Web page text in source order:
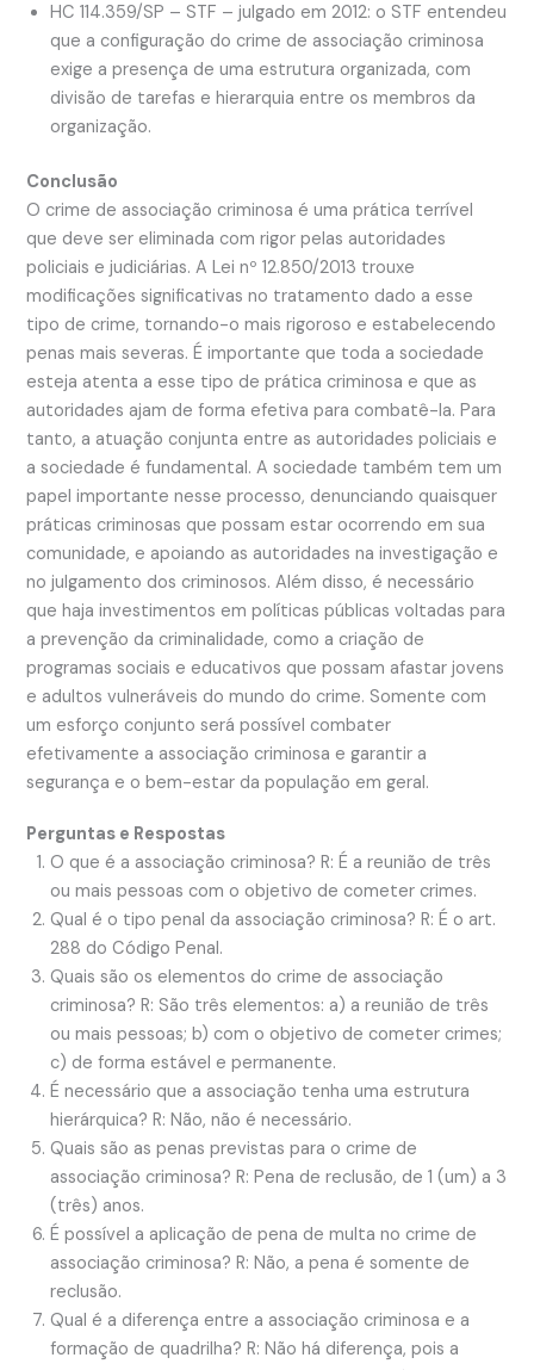
HC 114.359/SP – STF – julgado em 2012: o STF entendeu
que a configuração do crime de associação criminosa
exige a presença de uma estrutura organizada, com
divisão de tarefas e hierarquia entre os membros da
organização.
Conclusão
O crime de associação criminosa é uma prática terrível
que deve ser eliminada com rigor pelas autoridades
policiais e judiciárias. A Lei nº 12.850/2013 trouxe
modificações significativas no tratamento dado a esse
tipo de crime, tornando-o mais rigoroso e estabelecendo
penas mais severas. É importante que toda a sociedade
esteja atenta a esse tipo de prática criminosa e que as
autoridades ajam de forma efetiva para combatê-la. Para
tanto, a atuação conjunta entre as autoridades policiais e
a sociedade é fundamental. A sociedade também tem um
papel importante nesse processo, denunciando quaisquer
práticas criminosas que possam estar ocorrendo em sua
comunidade, e apoiando as autoridades na investigação e
no julgamento dos criminosos. Além disso, é necessário
que haja investimentos em políticas públicas voltadas para
a prevenção da criminalidade, como a criação de
programas sociais e educativos que possam afastar jovens
e adultos vulneráveis do mundo do crime. Somente com
um esforço conjunto será possível combater
efetivamente a associação criminosa e garantir a
segurança e o bem-estar da população em geral.
Perguntas e Respostas
O que é a associação criminosa? R: É a reunião de três
ou mais pessoas com o objetivo de cometer crimes.
Qual é o tipo penal da associação criminosa? R: É o art.
288 do Código Penal.
Quais são os elementos do crime de associação
criminosa? R: São três elementos: a) a reunião de três
ou mais pessoas; b) com o objetivo de cometer crimes;
c) de forma estável e permanente.
É necessário que a associação tenha uma estrutura
hierárquica? R: Não, não é necessário.
Quais são as penas previstas para o crime de
associação criminosa? R: Pena de reclusão, de 1 (um) a 3
(três) anos.
É possível a aplicação de pena de multa no crime de
associação criminosa? R: Não, a pena é somente de
reclusão.
Qual é a diferença entre a associação criminosa e a
formação de quadrilha? R: Não há diferença, pois a